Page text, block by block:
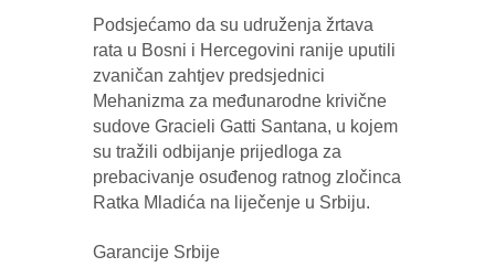
Podsjećamo da su udruženja žrtava
rata u Bosni i Hercegovini ranije uputili
zvaničan zahtjev predsjednici
Mehanizma za međunarodne krivične
sudove Gracieli Gatti Santana, u kojem
su tražili odbijanje prijedloga za
prebacivanje osuđenog ratnog zločinca
Ratka Mladića na liječenje u Srbiju.
Garancije Srbije